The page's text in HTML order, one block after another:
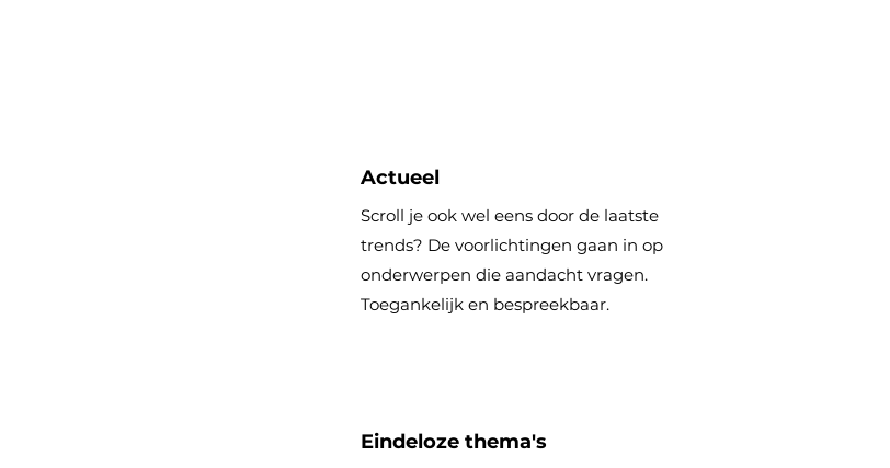
Actueel
Scroll je ook wel eens door de laatste
trends? De voorlichtingen gaan in op
onderwerpen die aandacht vragen.
Toegankelijk en bespreekbaar.
Eindeloze thema's